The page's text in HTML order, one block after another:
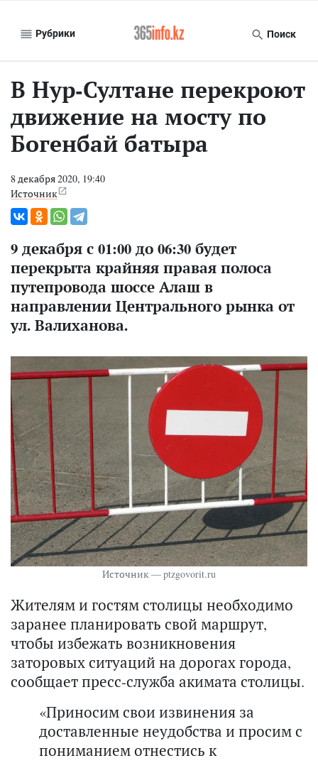
Рубрики Поиск
В Нур-Султане перекроют
движение на мосту по
Богенбай батыра
8 декабря 2020, 19:40
Источник
9 декабря с 01:00 до 06:30 будет
перекрыта крайняя правая полоса
путепровода шоссе Алаш в
направлении Центрального рынка от
ул. Валиханова.
Источник — ptzgovorit.ru
Жителям и гостям столицы необходимо
заранее планировать свой маршрут,
чтобы избежать возникновения
заторовых ситуаций на дорогах города,
сообщает пресс-служба акимата столицы.
«Приносим свои извинения за
доставленные неудобства и просим с
пониманием отнестись к